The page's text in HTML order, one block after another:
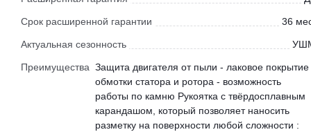
Срок расширенной гарантии 36
Актуальная сезонность
Преимущества Защита двигателя от пыли - лаковое покрытие
обмотки статора и ротора - возможность
работы по камню Рукоятка с твёрдосплавным
карандашом, который позволяет наносить
разметку на поверхности любой сложности :